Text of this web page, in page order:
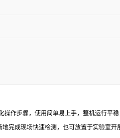
作步骤，使用简单易上手，整机运行平
完成现场快速检测，也可放置于实验室